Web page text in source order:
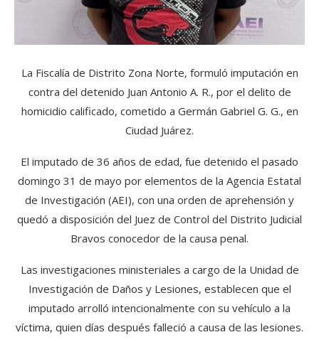
La Fiscalía de Distrito Zona Norte, formuló imputación en
contra del detenido Juan Antonio A. R., por el delito de
homicidio calificado, cometido a Germán Gabriel G. G., en
Ciudad Juárez.
El imputado de 36 años de edad, fue detenido el pasado
domingo 31 de mayo por elementos de la Agencia Estatal
de Investigación (AEI), con una orden de aprehensión y
quedó a disposición del Juez de Control del Distrito Judicial
Bravos conocedor de la causa penal.
Las investigaciones ministeriales a cargo de la Unidad de
Investigación de Daños y Lesiones, establecen que el
imputado arrolló intencionalmente con su vehículo a la
víctima, quien días después falleció a causa de las lesiones.